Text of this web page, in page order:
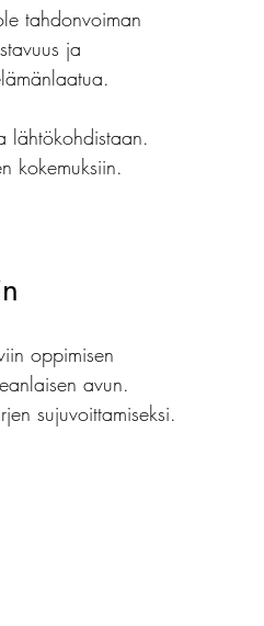
tahdonvoiman
ja
lähtökohdistaan.
kokemuksiin.
oppimisen
avun.
sujuvoittamiseksi.